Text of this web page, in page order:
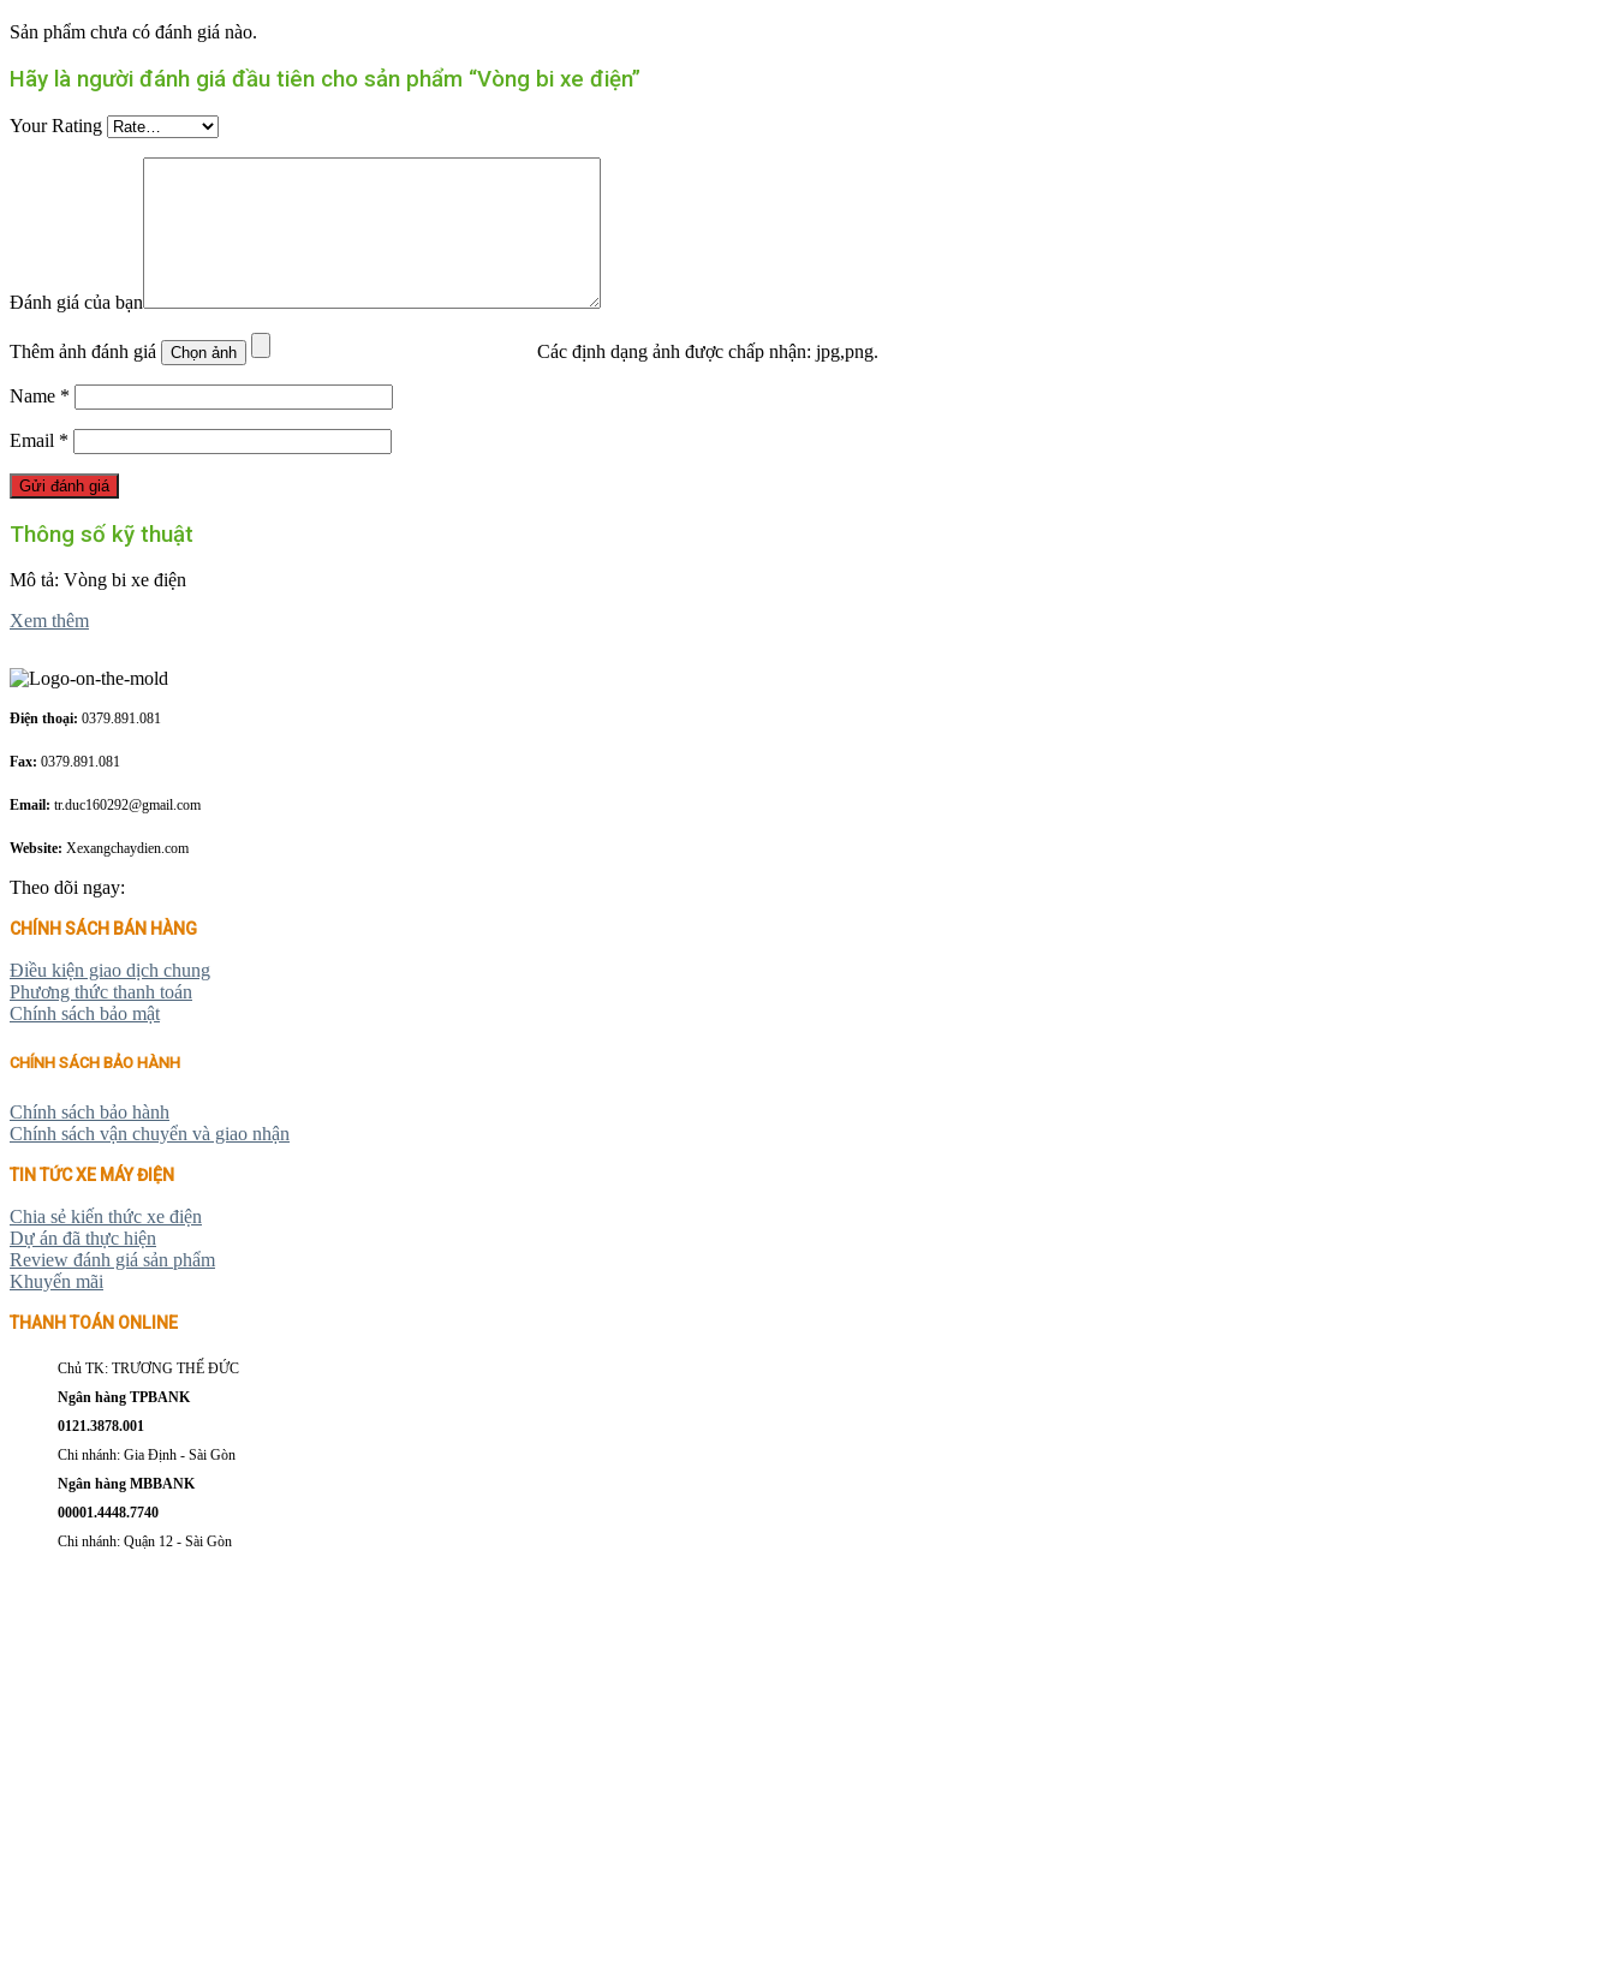
Sản phẩm chưa có đánh giá nào.
Hãy là người đánh giá đầu tiên cho sản phẩm “Vòng bi xe điện”
Your Rating
Đánh giá của bạn
Thêm ảnh đánh giá Các định dạng ảnh được chấp nhận: jpg,png.
Name *
Email *
Thông số kỹ thuật
Mô tả: Vòng bi xe điện
Xem thêm
Điện thoại: 0379.891.081
Fax: 0379.891.081
Email: tr.duc160292@gmail.com
Website: Xexangchaydien.com
Theo dõi ngay:
CHÍNH SÁCH BÁN HÀNG
Điều kiện giao dịch chung
Phương thức thanh toán
Chính sách bảo mật
CHÍNH SÁCH BẢO HÀNH
Chính sách bảo hành
Chính sách vận chuyển và giao nhận
TIN TỨC XE MÁY ĐIỆN
Chia sẻ kiến thức xe điện
Dự án đã thực hiện
Review đánh giá sản phẩm
Khuyến mãi
THANH TOÁN ONLINE
Chủ TK: TRƯƠNG THẾ ĐỨC
Ngân hàng TPBANK
0121.3878.001
Chi nhánh: Gia Định - Sài Gòn
Ngân hàng MBBANK
00001.4448.7740
Chi nhánh: Quận 12 - Sài Gòn